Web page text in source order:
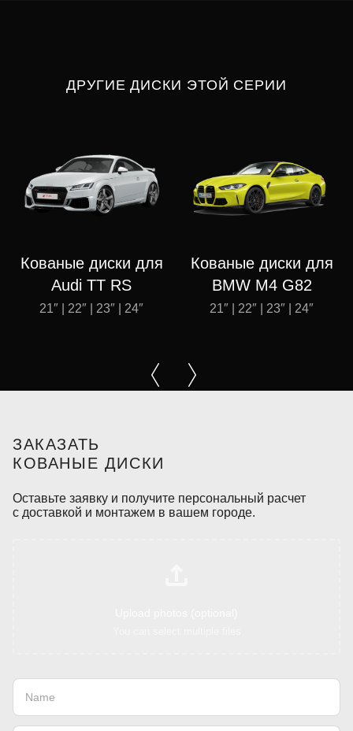
ДРУГИЕ ДИСКИ ЭТОЙ СЕРИИ
Кованые диски для
Audi TT RS
21″ | 22″ | 23″ | 24″
Кованые диски для
BMW M4 G82
21″ | 22″ | 23″ | 24″
ЗАКАЗАТЬ
КОВАНЫЕ ДИСКИ
Оставьте заявку и получите персональный расчет
с доставкой и монтажем в вашем городе.